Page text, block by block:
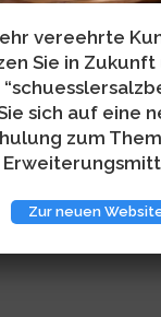
- Institut für Biochemie
vereehrte
Sie in Zukunft
sich auf eine
zum
Zur neuen